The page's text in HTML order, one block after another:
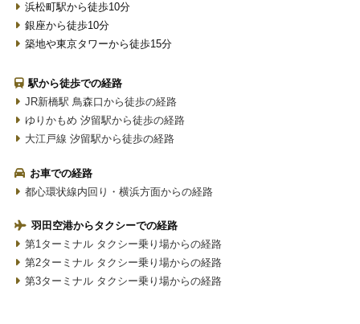
浜松町駅から徒歩10分
銀座から徒歩10分
築地や東京タワーから徒歩15分
駅から徒歩での経路
JR新橋駅 鳥森口から徒歩の経路
ゆりかもめ 汐留駅から徒歩の経路
大江戸線 汐留駅から徒歩の経路
お車での経路
都心環状線内回り・横浜方面からの経路
羽田空港からタクシーでの経路
第1ターミナル タクシー乗り場からの経路
第2ターミナル タクシー乗り場からの経路
第3ターミナル タクシー乗り場からの経路